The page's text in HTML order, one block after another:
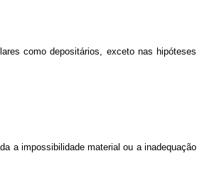
como depositários, exceto nas hipóteses
a impossibilidade material ou a inadequação